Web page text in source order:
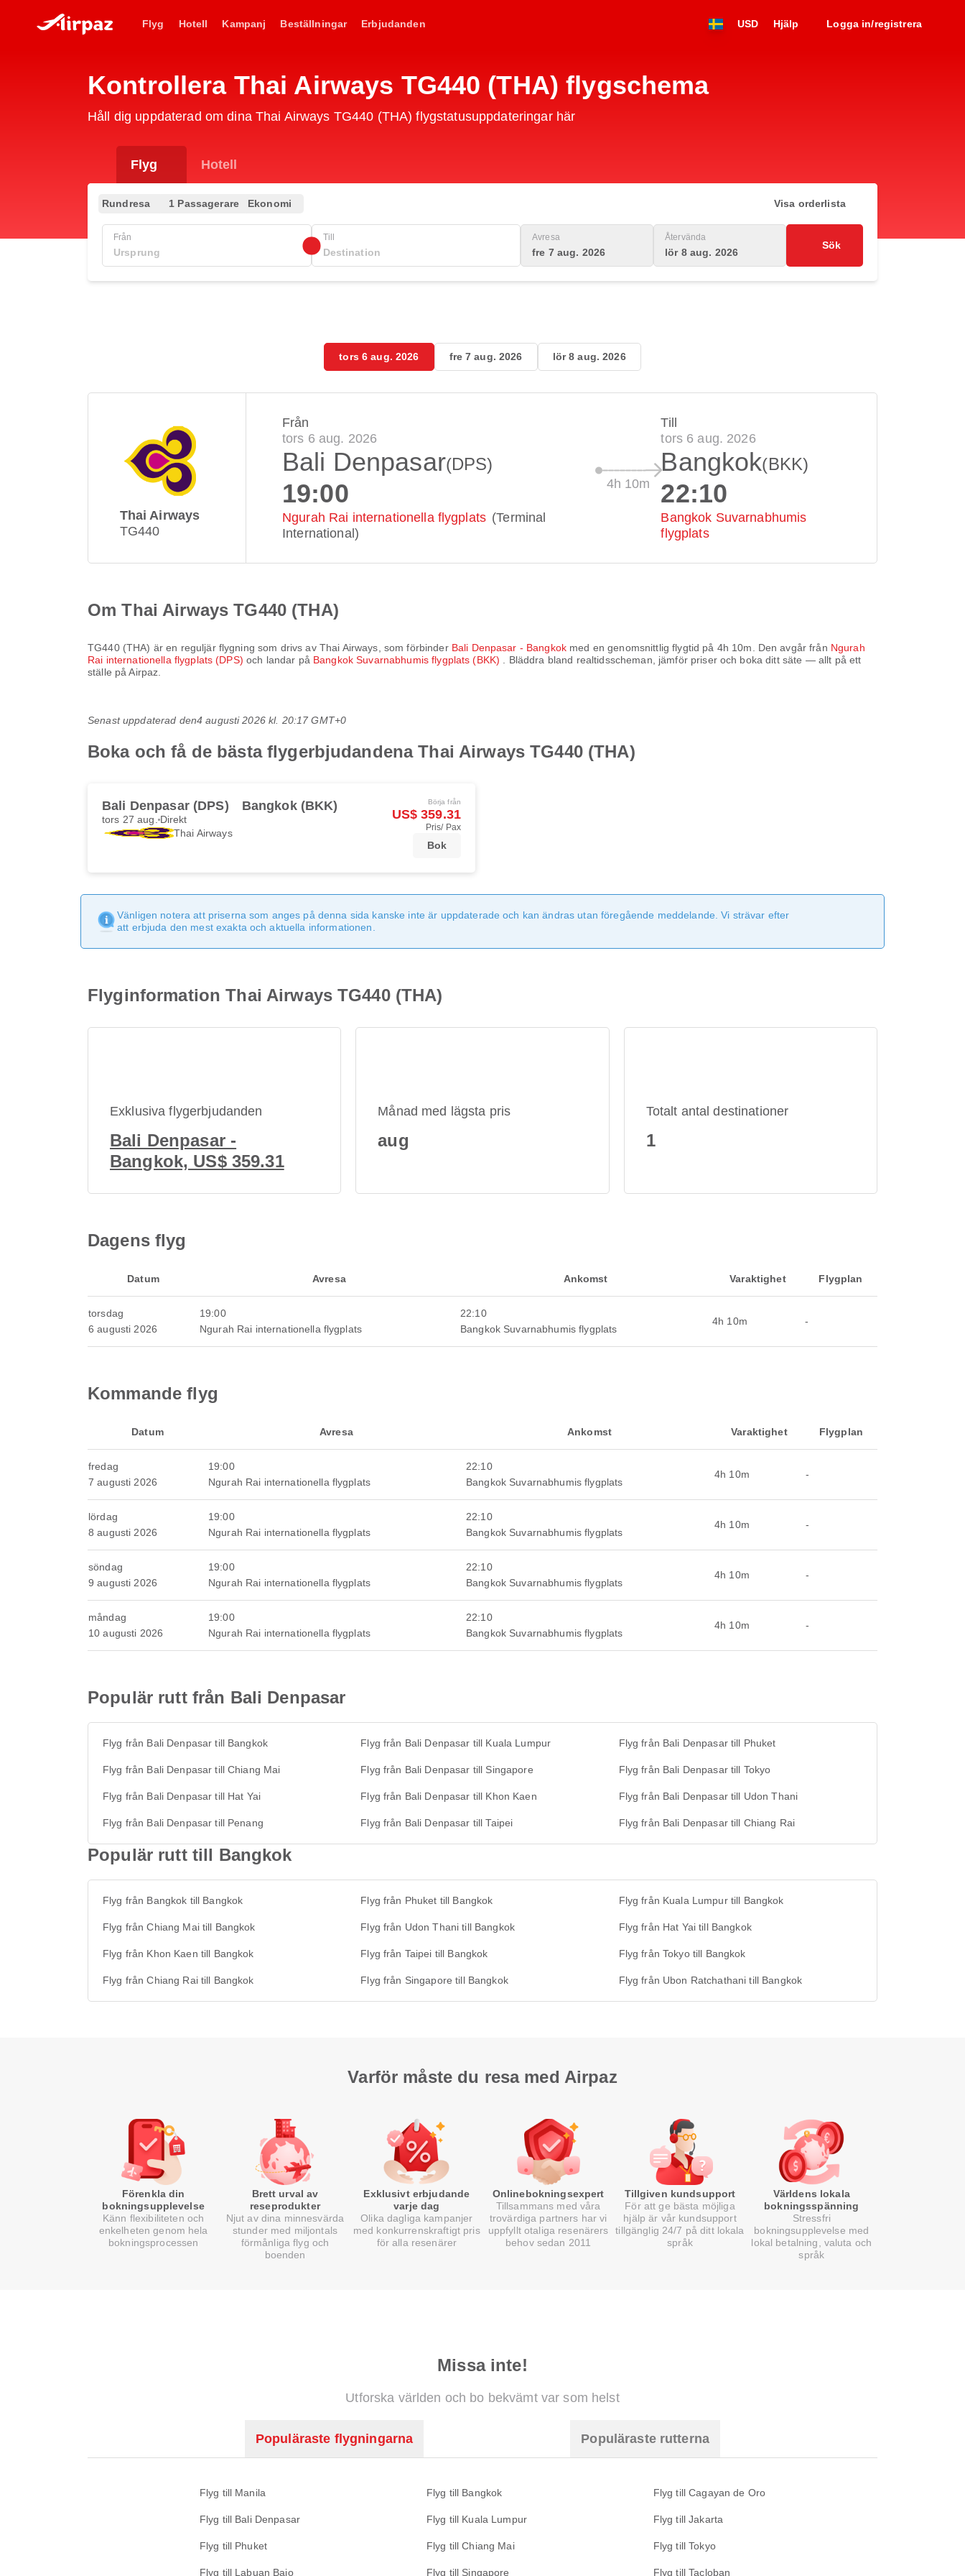
Flyg Hotell Kampanj Beställningar Erbjudanden USD Hjälp Logga in/registrera
Kontrollera Thai Airways TG440 (THA) flygschema
Håll dig uppdaterad om dina Thai Airways TG440 (THA) flygstatusuppdateringar här
Flyg Hotell
Rundresa 1 Passagerare Ekonomi Visa orderlista
Från Till Avresa
fre 7 aug. 2026
Återvända
lör 8 aug. 2026
Sök
tors 6 aug. 2026 fre 7 aug. 2026 lör 8 aug. 2026
Thai Airways
TG440
Från
tors 6 aug. 2026
Bali Denpasar(DPS)
19:00
Ngurah Rai internationella flygplats (Terminal
International)
4h 10m
Till
tors 6 aug. 2026
Bangkok(BKK)
22:10
Bangkok Suvarnabhumis
flygplats
Om Thai Airways TG440 (THA)
TG440(THA) är en reguljär flygning som drivs av Thai Airways , som förbinder Bali Denpasar - Bangkok med en genomsnittlig flygtid på 4h 10m . Den avgår från Ngurah
Rai internationella flygplats (DPS)och landar på Bangkok Suvarnabhumis flygplats (BKK)
. Bläddra bland realtidsscheman, jämför priser och boka ditt säte — allt på ett
ställe på Airpaz.
Senast uppdaterad den4 augusti 2026 kl. 20:17 GMT+0
Boka och få de bästa flygerbjudandena Thai Airways TG440 (THA)
Bali Denpasar (DPS) Bangkok (BKK)
tors 27 aug. Direkt
Thai Airways
Börja från
US$ 359.31
Pris/ Pax
Bok
Vänligen notera att priserna som anges på denna sida kanske inte är uppdaterade och kan ändras utan föregående meddelande. Vi strävar efter
att erbjuda den mest exakta och aktuella informationen.
Flyginformation Thai Airways TG440 (THA)
Exklusiva flygerbjudanden
Bali Denpasar -
Bangkok, US$ 359.31
Månad med lägsta pris
aug
Totalt antal destinationer
1
Dagens flyg
Datum Avresa Ankomst Varaktighet Flygplan
torsdag
6 augusti 2026
19:00
Ngurah Rai internationella flygplats
22:10
Bangkok Suvarnabhumis flygplats
4h 10m -
Kommande flyg
Datum Avresa Ankomst Varaktighet Flygplan
fredag
7 augusti 2026
19:00
Ngurah Rai internationella flygplats
22:10
Bangkok Suvarnabhumis flygplats
4h 10m -
lördag
8 augusti 2026
19:00
Ngurah Rai internationella flygplats
22:10
Bangkok Suvarnabhumis flygplats
4h 10m -
söndag
9 augusti 2026
19:00
Ngurah Rai internationella flygplats
22:10
Bangkok Suvarnabhumis flygplats
4h 10m -
måndag
10 augusti 2026
19:00
Ngurah Rai internationella flygplats
22:10
Bangkok Suvarnabhumis flygplats
4h 10m -
Populär rutt från Bali Denpasar
Flyg från Bali Denpasar till Bangkok Flyg från Bali Denpasar till Kuala Lumpur Flyg från Bali Denpasar till Phuket
Flyg från Bali Denpasar till Chiang Mai Flyg från Bali Denpasar till Singapore Flyg från Bali Denpasar till Tokyo
Flyg från Bali Denpasar till Hat Yai Flyg från Bali Denpasar till Khon Kaen Flyg från Bali Denpasar till Udon Thani
Flyg från Bali Denpasar till Penang Flyg från Bali Denpasar till Taipei Flyg från Bali Denpasar till Chiang Rai
Populär rutt till Bangkok
Flyg från Bangkok till Bangkok Flyg från Phuket till Bangkok Flyg från Kuala Lumpur till Bangkok
Flyg från Chiang Mai till Bangkok Flyg från Udon Thani till Bangkok Flyg från Hat Yai till Bangkok
Flyg från Khon Kaen till Bangkok Flyg från Taipei till Bangkok Flyg från Tokyo till Bangkok
Flyg från Chiang Rai till Bangkok Flyg från Singapore till Bangkok Flyg från Ubon Ratchathani till Bangkok
Varför måste du resa med Airpaz
Förenkla din
bokningsupplevelse
Känn flexibiliteten och
enkelheten genom hela
bokningsprocessen
Brett urval av
reseprodukter
Njut av dina minnesvärda
stunder med miljontals
förmånliga flyg och
boenden
Exklusivt erbjudande
varje dag
Olika dagliga kampanjer
med konkurrenskraftigt pris
för alla resenärer
Onlinebokningsexpert
Tillsammans med våra
trovärdiga partners har vi
uppfyllt otaliga resenärers
behov sedan 2011
Tillgiven kundsupport
För att ge bästa möjliga
hjälp är vår kundsupport
tillgänglig 24/7 på ditt lokala
språk
Världens lokala
bokningsspänning
Stressfri
bokningsupplevelse med
lokal betalning, valuta och
språk
Missa inte!
Utforska världen och bo bekvämt var som helst
Populäraste flygningarna Populäraste rutterna
Flyg till Manila Flyg till Bangkok Flyg till Cagayan de Oro
Flyg till Bali Denpasar Flyg till Kuala Lumpur Flyg till Jakarta
Flyg till Phuket Flyg till Chiang Mai Flyg till Tokyo
Flyg till Labuan Bajo Flyg till Singapore Flyg till Tacloban